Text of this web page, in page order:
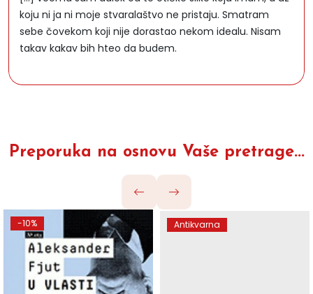
koju ni ja ni moje stvaralaštvo ne pristaju. Smatram
sebe čovekom koji nije dorastao nekom idealu. Nisam
takav kakav bih hteo da budem.
Preporuka na osnovu Vaše pretrage...
-10% Antikvarna